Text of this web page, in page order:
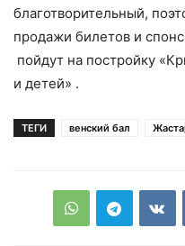
благотворительный,
продажи билетов и
пойдут на постройку
и детей» .
ТЕГИ венский бал